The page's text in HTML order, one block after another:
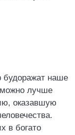
будоражат наше
лучше
оказавшую
в богато